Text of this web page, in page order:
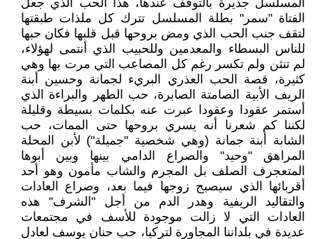
المسلسل جديرة بالتوقف عندها، هذا الحب الذي جعل
الفتاة "سمر" بطلة المسلسل تترك كل ملذات طبقتها
لتقف جنب الحب الذي ومض بروحها قبل قلبها فكان حبها
للناس البسطاء والمعدمين وللحبيب الذي أنتمى لهؤلاء،
لم تنثن ولم تكسر رغم كل المصاعب التي مرت بها وهي
كثيرة، قصة الحب العذري البريء لجمانة وحسين أبنة
الريف الأبية الصامتة الصابرة، حب الطهر والبراءة الذي
أستمر عقودا وعقودا عبرت عنه بكلمات بسيطة وقليلة
لكننا كم شعرنا أنه يسري بروحها حتى الممات، حب
الشابة أبنة جمانة (وهي شخصية "جميلة") لأبن المحلة
المراهق "وحيد" والصراع الدامي بينها وبين أبوها
المتعجرف الصلف بل المجرم والشاب مأمون وهو أحد
أقربائها الذي سيصبح زوجها فيما بعد، وصراع العادات
والتقاليد الريفية وهدر الدم من أجل "الشرف" هذه
العادات التي لا زالت موجودة للأسف في مجتمعات
عديدة في بلداننا المجاورة لتركيا، حب حنان يوسف لعادل